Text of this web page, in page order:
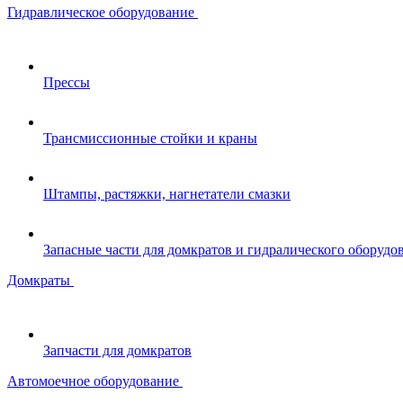
Гидравлическое оборудование
Прессы
Трансмиссионные стойки и краны
Штампы, растяжки, нагнетатели смазки
Запасные части для домкратов и гидралического
Домкраты
Запчасти для домкратов
Автомоечное оборудование